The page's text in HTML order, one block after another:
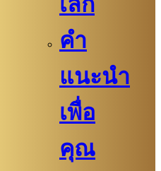
คำ
แนะนำ
เพื่อ
คุณ